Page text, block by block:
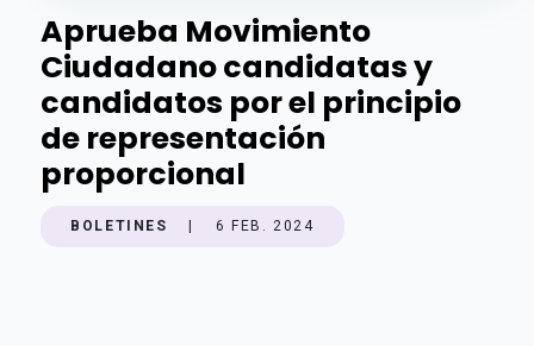
Aprueba Movimiento
Ciudadano candidatas y
candidatos por el principio
de representación
proporcional
BOLETINES 6 FEB. 2024